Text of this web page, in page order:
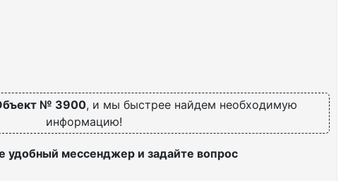
№ 3900, и мы быстрее найдем необходимую
информацию!
удобный мессенджер и задайте вопрос